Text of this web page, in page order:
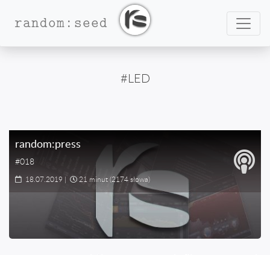
random:seed
#LED
random:press
#018
18.07.2019 | 21 minut(2174 słowa)